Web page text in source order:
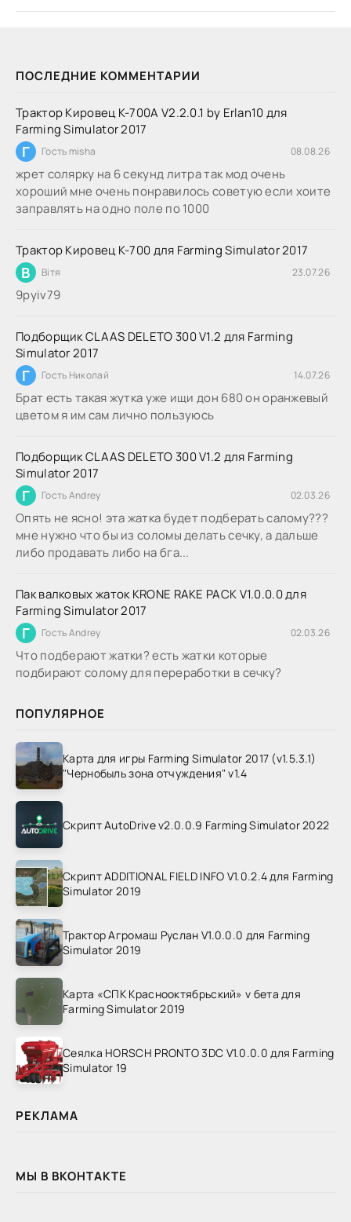
ПОСЛЕДНИЕ КОММЕНТАРИИ
Трактор Кировец К-700А V2.2.0.1 by Erlan10 для
Farming Simulator 2017
Г Гость misha 08.08.26
жрет солярку на 6 секунд литра так мод очень
хороший мне очень понравилось советую если хоите
заправлять на одно поле по 1000
Трактор Кировец К-700 для Farming Simulator 2017
В Вітя 23.07.26
9руіv79
Подборщик CLAAS DELETO 300 V1.2 для Farming
Simulator 2017
Г Гость Николай 14.07.26
Брат есть такая жутка уже ищи дон 680 он оранжевый
цветом я им сам лично пользуюсь
Подборщик CLAAS DELETO 300 V1.2 для Farming
Simulator 2017
Г Гость Andrey 02.03.26
Опять не ясно! эта жатка будет подберать салому???
мне нужно что бы из соломы делать сечку, а дальше
либо продавать либо на бга...
Пак валковых жаток KRONE RAKE PACK V1.0.0.0 для
Farming Simulator 2017
Г Гость Andrey 02.03.26
Что подберают жатки? есть жатки которые
подбирают солому для переработки в сечку?
ПОПУЛЯРНОЕ
Карта для игры Farming Simulator 2017 (v1.5.3.1)
"Чернобыль зона отчуждения" v1.4
Скрипт AutoDrive v2.0.0.9 Farming Simulator 2022
Скрипт ADDITIONAL FIELD INFO V1.0.2.4 для Farming
Simulator 2019
Трактор Агромаш Руслан V1.0.0.0 для Farming
Simulator 2019
Карта «СПК Краснооктябрьский» v бета для
Farming Simulator 2019
Сеялка HORSCH PRONTO 3DC V1.0.0.0 для Farming
Simulator 19
РЕКЛАМА
МЫ В ВКОНТАКТЕ